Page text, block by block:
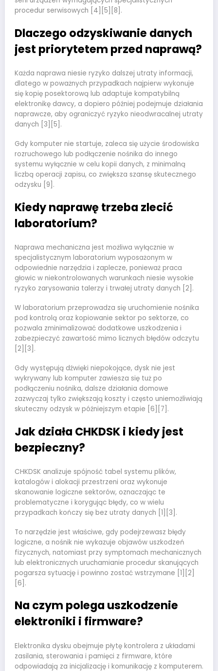
procedur serwisowych [4][5][8].
Dlaczego odzyskiwanie danych
jest priorytetem przed naprawą?
Każda naprawa niesie ryzyko dalszej utraty informacji,
dlatego w poważnych przypadkach najpierw wykonuje
się kopię posektorową lub adaptuje kompatybilną
elektronikę dawcy, a dopiero później podejmuje działania
naprawcze, aby ograniczyć ryzyko nieodwracalnej utraty
danych [3][5].
Gdy komputer nie startuje, zaleca się użycie środowiska
rozruchowego lub podłączenie nośnika do innego
systemu wyłącznie w celu kopii danych, z minimalną
liczbą operacji zapisu, co zwiększa szansę skutecznego
odzysku [9].
Kiedy naprawę trzeba zlecić
laboratorium?
Naprawa mechaniczna jest możliwa wyłącznie w
specjalistycznym laboratorium wyposażonym w
odpowiednie narzędzia i zaplecze, ponieważ praca
głowic w niekontrolowanych warunkach niesie wysokie
ryzyko zarysowania talerzy i trwałej utraty danych [2].
W laboratorium przeprowadza się uruchomienie nośnika
pod kontrolą oraz kopiowanie sektor po sektorze, co
pozwala zminimalizować dodatkowe uszkodzenia i
zabezpieczyć zawartość mimo licznych błędów odczytu
[2][3].
Gdy występują dźwięki niepokojące, dysk nie jest
wykrywany lub komputer zawiesza się tuż po
podłączeniu nośnika, dalsze działania domowe
zazwyczaj tylko zwiększają koszty i często uniemożliwiają
skuteczny odzysk w późniejszym etapie [6][7].
Jak działa CHKDSK i kiedy jest
bezpieczny?
CHKDSK analizuje spójność tabel systemu plików,
katalogów i alokacji przestrzeni oraz wykonuje
skanowanie logiczne sektorów, oznaczając te
problematyczne i korygując błędy, co w wielu
przypadkach kończy się bez utraty danych [1][3].
To narzędzie jest właściwe, gdy podejrzewasz błędy
logiczne, a nośnik nie wykazuje objawów uszkodzeń
fizycznych, natomiast przy symptomach mechanicznych
lub elektronicznych uruchamianie procedur skanujących
pogarsza sytuację i powinno zostać wstrzymane [1][2]
[6].
Na czym polega uszkodzenie
elektroniki i firmware?
Elektronika dysku obejmuje płytę kontrolera z układami
zasilania, sterowania i pamięci z firmware, które
odpowiadają za inicjalizację i komunikację z komputerem.